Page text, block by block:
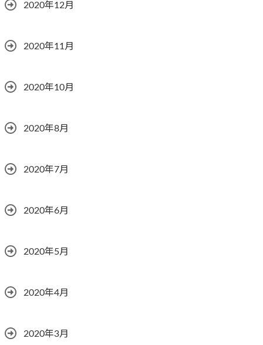
2020年12月
2020年11月
2020年10月
2020年8月
2020年7月
2020年6月
2020年5月
2020年4月
2020年3月